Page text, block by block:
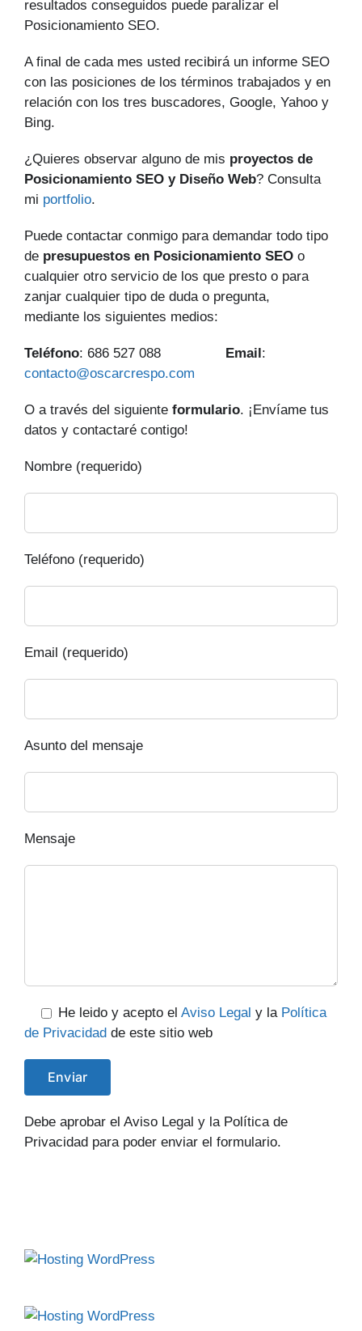
resultados conseguidos puede paralizar el
Posicionamiento SEO.
A final de cada mes usted recibirá un informe SEO
con las posiciones de los términos trabajados y en
relación con los tres buscadores, Google, Yahoo y
Bing.
¿Quieres observar alguno de mis proyectos de
Posicionamiento SEO y Diseño Web? Consulta
mi portfolio.
Puede contactar conmigo para demandar todo tipo
de presupuestos en Posicionamiento SEO o
cualquier otro servicio de los que presto o para
zanjar cualquier tipo de duda o pregunta,
mediante los siguientes medios:
Teléfono: 686 527 088 Email :
contacto@oscarcrespo.com
O a través del siguiente formulario. ¡Envíame tus
datos y contactaré contigo!
Nombre (requerido)
Teléfono (requerido)
Email (requerido)
Asunto del mensaje
Mensaje
He leido y acepto el Aviso Legal y la Política
de Privacidad de este sitio web
Debe aprobar el Aviso Legal y la Política de
Privacidad para poder enviar el formulario.